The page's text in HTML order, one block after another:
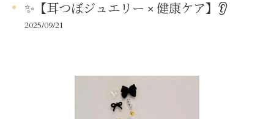
✨【耳つぼジュエリー × 健康ケア】👂
2025/09/21